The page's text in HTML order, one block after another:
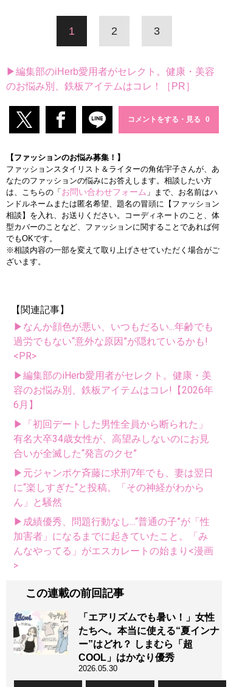
1 2 3
▶編集部のiHerb愛用者がセレクト。健康・美容
のお悩み別、鉄板アイテムはコレ！［PR］
コメントをする・見る
【ファッションのお悩み募集！】
ファッションスタイリスト＆ライターの角佑宇子さんが、あ
なたのファッションの悩みにお答えします。相談したい方
は、こちらの「 お問い合わせフォーム 」まで、お名前はハ
ンドルネームまたは匿名希望、題名の冒頭に【ファッション
相談】を入れ、お送りください。コーディネートのこと、体
型カバーのことなど、ファッションに関することであれば何
でもOKです。
※相談内容の一部を変えて取り上げさせていただく場合がご
ざいます。
【関連記事】
▶なんか顔色が悪い、いつもだるい...年齢でも
過労でもない“意外な原因”が隠れているかも!
<PR>
▶編集部のiHerb愛用者がセレクト。健康・美
容のお悩み別、鉄板アイテムはコレ!【2026年
6月】
▶「初回デートした男性全員から断られた」
有名大卒34歳女性が、高望みしないのにお見
合いが全滅した“発言のクセ”
▶元ジャンポケ斉藤に求刑7年でも、妻は翌日
に“楽しすぎた“と投稿。「その神経がわから
ん」と騒然
▶成績優秀、問題行動なし...“普通の子”が「性
加害者」になるまでに起きていたこと。「み
んなやってる」がエスカレートの始まり<漫画
>
この連載の前回記事
「エアリズムでも暑い！」女性
たちへ。本当に使える“夏インナ
ー”はどれ？ しまむら「超
COOL」はかなり優秀
2026.05.30